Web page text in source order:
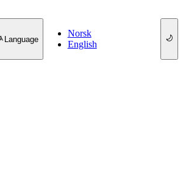
Language
Norsk
English